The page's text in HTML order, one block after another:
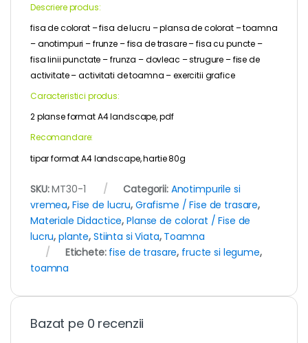
Descriere produs:
fisa de colorat – fisa de lucru – plansa de colorat – toamna
– anotimpuri – frunze – fisa de trasare – fisa cu puncte –
fisa linii punctate – frunza – dovleac – strugure – fise de
activitate – activitati de toamna – exercitii grafice
Caracteristici produs:
2 planse format A4 landscape, pdf
Recomandare:
tipar format A4 landscape, hartie 80g
SKU:MT30-1 Categorii: Anotimpurile si
vremea, Fise de lucru, Grafisme / Fise de trasare,
Materiale Didactice,Planse de colorat / Fise de
lucru,plante, Stiinta si Viata, Toamna
Etichete: fise de trasare, fructe si legume,
toamna
Bazat pe 0 recenzii